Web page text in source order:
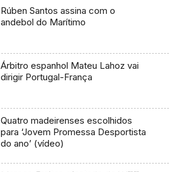
Rúben Santos assina com o
andebol do Marítimo
Árbitro espanhol Mateu Lahoz vai
dirigir Portugal-França
Quatro madeirenses escolhidos
para ‘Jovem Promessa Desportista
do ano’ (vídeo)